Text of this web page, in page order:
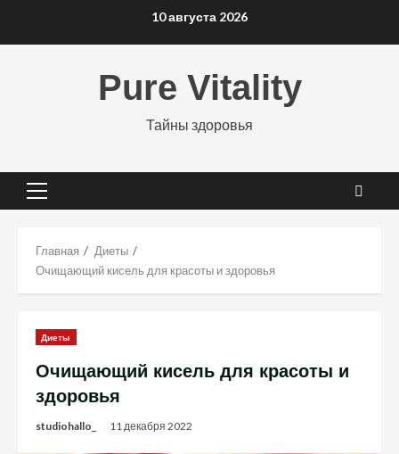
10 августа 2026
Pure Vitality
Тайны здоровья
Основное
Главная
Диеты
Очищающий кисель для красоты и здоровья
Диеты
Очищающий кисель для красоты и
здоровья
studiohallo_ 11 декабря 2022